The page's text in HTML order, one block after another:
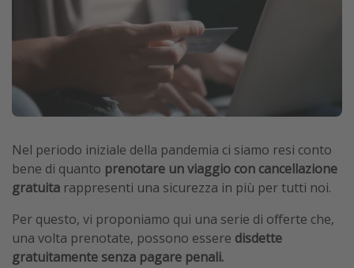
Travel magazine
Calendario di viaggio
Città più visitate
Nel periodo iniziale della pandemia ci siamo resi conto
bene di quanto prenotare un viaggio con cancellazione
gratuita rappresenti una sicurezza in più per tutti noi.
Per questo, vi proponiamo qui una serie di offerte che,
una volta prenotate, possono essere disdette
gratuitamente senza pagare penali.